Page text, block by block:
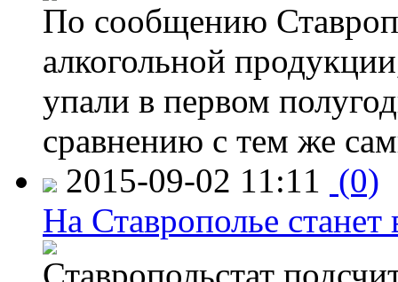
По сообщению
алкогольной
упали в первом
сравнению с тем же
2015-09-02 11:11 (0)
На Ставрополье
Ставропольстат